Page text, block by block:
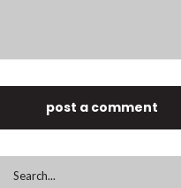
post a comment